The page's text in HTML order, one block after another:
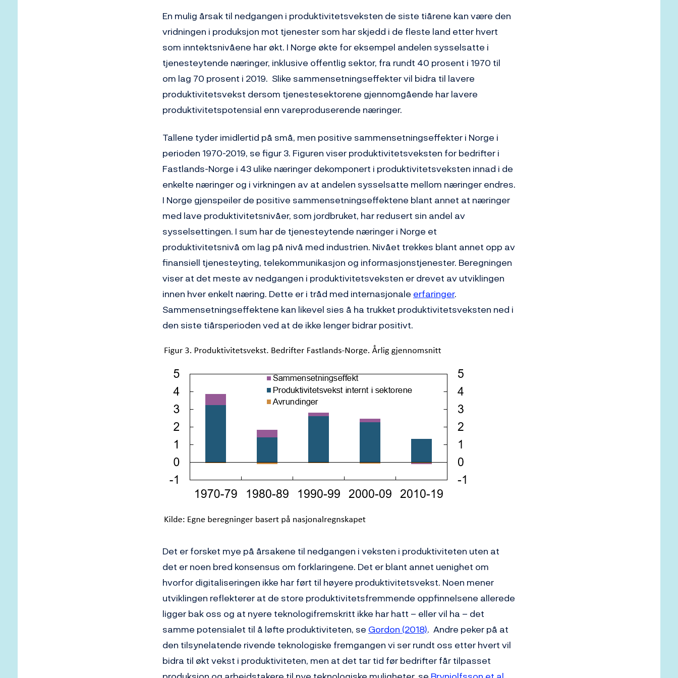
En mulig årsak til nedgangen i produktivitetsveksten de siste tiårene kan være den
vridningen i produksjon mot tjenester som har skjedd i de fleste land etter hvert
som inntektsnivåene har økt. I Norge økte for eksempel andelen sysselsatte i
tjenesteytende næringer, inklusive offentlig sektor, fra rundt 40 prosent i 1970 til
om lag 70 prosent i 2019. Slike sammensetningseffekter vil bidra til lavere
produktivitetsvekst dersom tjenestesektorene gjennomgående har lavere
produktivitetspotensial enn vareproduserende næringer.
Tallene tyder imidlertid på små, men positive sammensetningseffekter i Norge i
perioden 1970-2019, se figur 3. Figuren viser produktivitetsveksten for bedrifter i
Fastlands-Norge i 43 ulike næringer dekomponert i produktivitetsveksten innad i de
enkelte næringer og i virkningen av at andelen sysselsatte mellom næringer endres.
I Norge gjenspeiler de positive sammensetningseffektene blant annet at næringer
med lave produktivitetsnivåer, som jordbruket, har redusert sin andel av
sysselsettingen. I sum har de tjenesteytende næringer i Norge et
produktivitetsnivå om lag på nivå med industrien. Nivået trekkes blant annet opp av
finansiell tjenesteyting, telekommunikasjon og informasjonstjenester. Beregningen
viser at det meste av nedgangen i produktivitetsveksten er drevet av utviklingen
innen hver enkelt næring. Dette er i tråd med internasjonale erfaringer.
Sammensetningseffektene kan likevel sies å ha trukket produktivitetsveksten ned i
den siste tiårsperioden ved at de ikke lenger bidrar positivt.
Det er forsket mye på årsakene til nedgangen i veksten i produktiviteten uten at
det er noen bred konsensus om forklaringene. Det er blant annet uenighet om
hvorfor digitaliseringen ikke har ført til høyere produktivitetsvekst. Noen mener
utviklingen reflekterer at de store produktivitetsfremmende oppfinnelsene allerede
ligger bak oss og at nyere teknologifremskritt ikke har hatt – eller vil ha – det
samme potensialet til å løfte produktiviteten, se Gordon (2018). Andre peker på at
den tilsynelatende rivende teknologiske fremgangen vi ser rundt oss etter hvert vil
bidra til økt vekst i produktiviteten, men at det tar tid før bedrifter får tilpasset